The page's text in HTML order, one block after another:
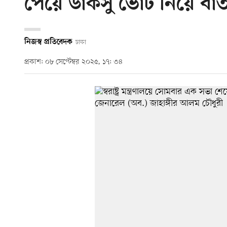
পেয়ে ডাকসু ভোট নিয়ে
নিজস্ব প্রতিবেদক ঢাকা
প্রকাশ: ০৮ সেপ্টেম্বর ২০২৫, ১৭: ৩৪